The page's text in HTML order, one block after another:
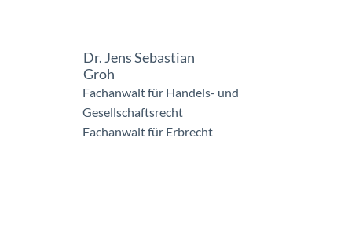
Dr. Jens Sebastian
Groh
Fachanwalt für Handels- und
Gesellschaftsrecht
Fachanwalt für Erbrecht